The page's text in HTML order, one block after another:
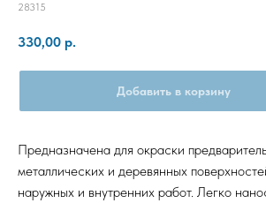
28315
330,00 р.
Добавить в корзину
Предназначена для окраски
металлических и деревянных
наружных и внутренних работ. Легко